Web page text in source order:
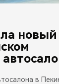
новый
в